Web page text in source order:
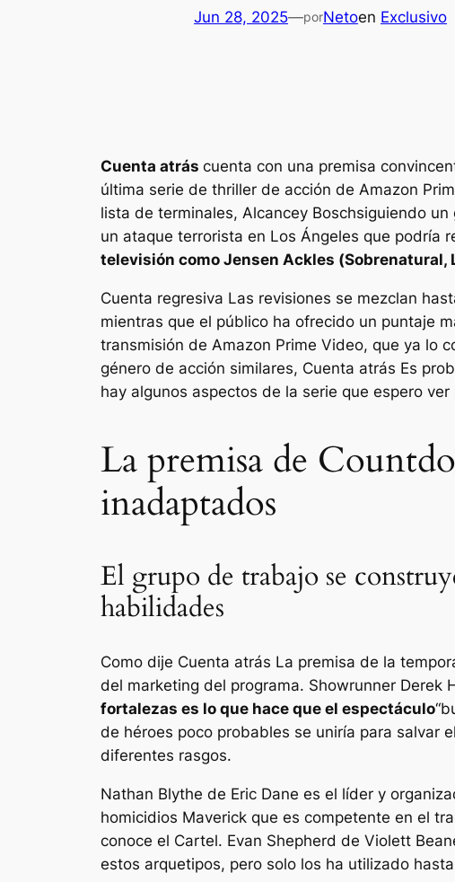
Jun 28, 2025—porNetoen Exclusivo
Cuenta atrás cuenta con una premisa
última serie de thriller de acción de Amazon
lista de terminales, Alcancey Boschsiguiendo un
un ataque terrorista en Los Ángeles que podría
televisión como Jensen Ackles (Sobrenatural,
Cuenta regresiva Las revisiones se mezclan
mientras que el público ha ofrecido un puntaje
transmisión de Amazon Prime Video, que ya lo
género de acción similares, Cuenta atrás Es
hay algunos aspectos de la serie que espero
La premisa de
inadaptados
El grupo de trabajo se
habilidades
Como dije Cuenta atrás La premisa de la
del marketing del programa. Showrunner Derek
fortalezas es lo que hace que el espectáculo
de héroes poco probables se uniría para salvar
diferentes rasgos.
Nathan Blythe de Eric Dane es el líder y
homicidios Maverick que es competente en el
conoce el Cartel. Evan Shepherd de Violett
estos arquetipos, pero solo los ha utilizado